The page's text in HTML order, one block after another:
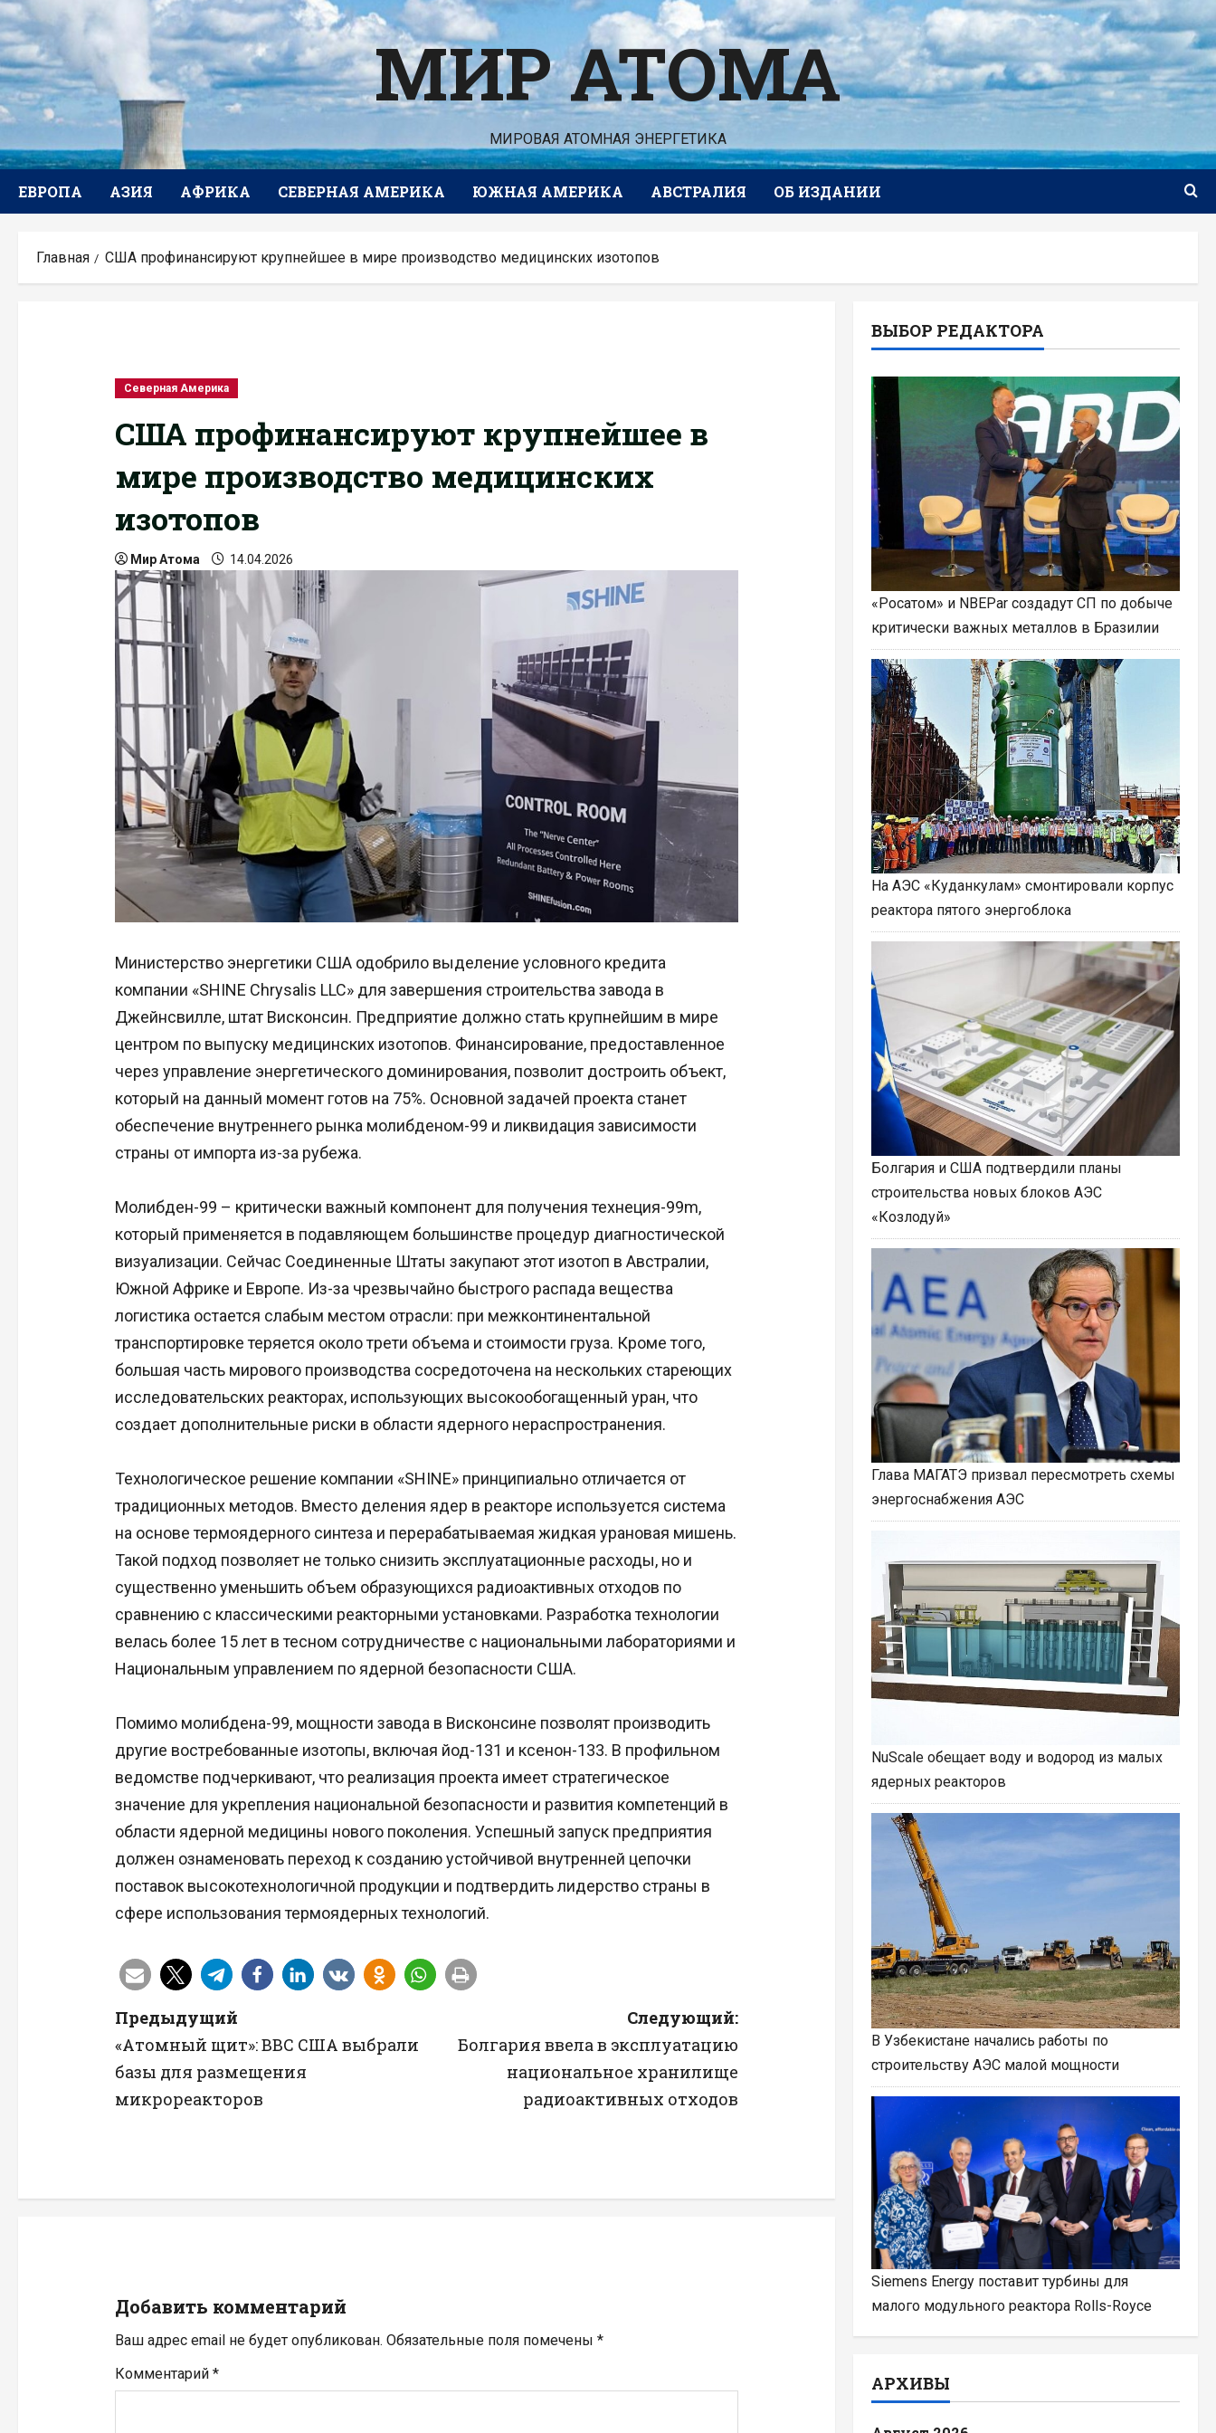
Перейти
к
содержимому
МИР АТОМА
МИРОВАЯ АТОМНАЯ ЭНЕРГЕТИКА
ЕВРОПА АЗИЯ АФРИКА СЕВЕРНАЯ АМЕРИКА ЮЖНАЯ АМЕРИКА АВСТРАЛИЯ ОБ ИЗДАНИИ
Главная США профинансируют крупнейшее в мире производство медицинских изотопов
Северная Америка
США профинансируют крупнейшее в
мире производство медицинских
изотопов
Мир Атома 14.04.2026
Министерство энергетики США одобрило выделение условного кредита
компании «SHINE Chrysalis LLC» для завершения строительства завода в
Джейнсвилле, штат Висконсин. Предприятие должно стать крупнейшим в мире
центром по выпуску медицинских изотопов. Финансирование, предоставленное
через управление энергетического доминирования, позволит достроить объект,
который на данный момент готов на 75%. Основной задачей проекта станет
обеспечение внутреннего рынка молибденом-99 и ликвидация зависимости
страны от импорта из-за рубежа.
Молибден-99 – критически важный компонент для получения технеция-99m,
который применяется в подавляющем большинстве процедур диагностической
визуализации. Сейчас Соединенные Штаты закупают этот изотоп в Австралии,
Южной Африке и Европе. Из-за чрезвычайно быстрого распада вещества
логистика остается слабым местом отрасли: при межконтинентальной
транспортировке теряется около трети объема и стоимости груза. Кроме того,
большая часть мирового производства сосредоточена на нескольких стареющих
исследовательских реакторах, использующих высокообогащенный уран, что
создает дополнительные риски в области ядерного нераспространения.
Технологическое решение компании «SHINE» принципиально отличается от
традиционных методов. Вместо деления ядер в реакторе используется система
на основе термоядерного синтеза и перерабатываемая жидкая урановая мишень.
Такой подход позволяет не только снизить эксплуатационные расходы, но и
существенно уменьшить объем образующихся радиоактивных отходов по
сравнению с классическими реакторными установками. Разработка технологии
велась более 15 лет в тесном сотрудничестве с национальными лабораториями и
Национальным управлением по ядерной безопасности США.
Помимо молибдена-99, мощности завода в Висконсине позволят производить
другие востребованные изотопы, включая йод-131 и ксенон-133. В профильном
ведомстве подчеркивают, что реализация проекта имеет стратегическое
значение для укрепления национальной безопасности и развития компетенций в
области ядерной медицины нового поколения. Успешный запуск предприятия
должен ознаменовать переход к созданию устойчивой внутренней цепочки
поставок высокотехнологичной продукции и подтвердить лидерство страны в
сфере использования термоядерных технологий.
Н
а
в
а
я
п
о
Предыдущий
«Атомный щит»: ВВС США выбрали
базы для размещения
микрореакторов
Следующий:
Болгария ввела в эксплуатацию
национальное хранилище
радиоактивных отходов
Добавить комментарий
Ваш адрес email не будет опубликован. Обязательные поля помечены *
Комментарий *
ВЫБОР РЕДАКТОРА
«Росатом» и NBEPar создадут СП по добыче
критически важных металлов в Бразилии
На АЭС «Куданкулам» смонтировали корпус
реактора пятого энергоблока
Болгария и США подтвердили планы
строительства новых блоков АЭС
«Козлодуй»
Глава МАГАТЭ призвал пересмотреть схемы
энергоснабжения АЭС
NuScale обещает воду и водород из малых
ядерных реакторов
В Узбекистане начались работы по
строительству АЭС малой мощности
Siemens Energy поставит турбины для
малого модульного реактора Rolls-Royce
АРХИВЫ